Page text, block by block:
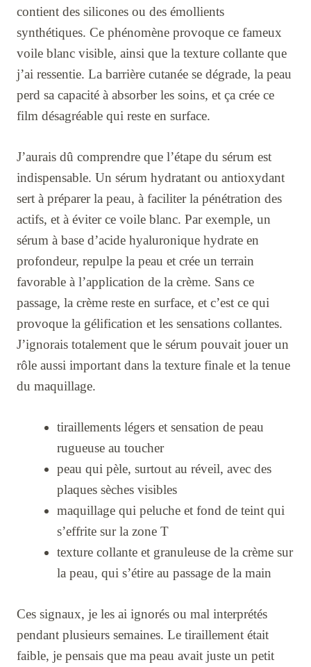
contient des silicones ou des émollients
synthétiques. Ce phénomène provoque ce fameux
voile blanc visible, ainsi que la texture collante que
j’ai ressentie. La barrière cutanée se dégrade, la peau
perd sa capacité à absorber les soins, et ça crée ce
film désagréable qui reste en surface.
J’aurais dû comprendre que l’étape du sérum est
indispensable. Un sérum hydratant ou antioxydant
sert à préparer la peau, à faciliter la pénétration des
actifs, et à éviter ce voile blanc. Par exemple, un
sérum à base d’acide hyaluronique hydrate en
profondeur, repulpe la peau et crée un terrain
favorable à l’application de la crème. Sans ce
passage, la crème reste en surface, et c’est ce qui
provoque la gélification et les sensations collantes.
J’ignorais totalement que le sérum pouvait jouer un
rôle aussi important dans la texture finale et la tenue
du maquillage.
tiraillements légers et sensation de peau
rugueuse au toucher
peau qui pèle, surtout au réveil, avec des
plaques sèches visibles
maquillage qui peluche et fond de teint qui
s’effrite sur la zone T
texture collante et granuleuse de la crème sur
la peau, qui s’étire au passage de la main
Ces signaux, je les ai ignorés ou mal interprétés
pendant plusieurs semaines. Le tiraillement était
faible, je pensais que ma peau avait juste un petit